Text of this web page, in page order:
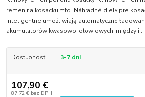
remen na kosacku mtd. Náhradné diely pre
inteligentne umożliwiają automatyczne
akumulatorów kwasowo-ołowiowych, między i...
Dostupnosť 3-7 dni
107,90 €
87,72 € bez DPH